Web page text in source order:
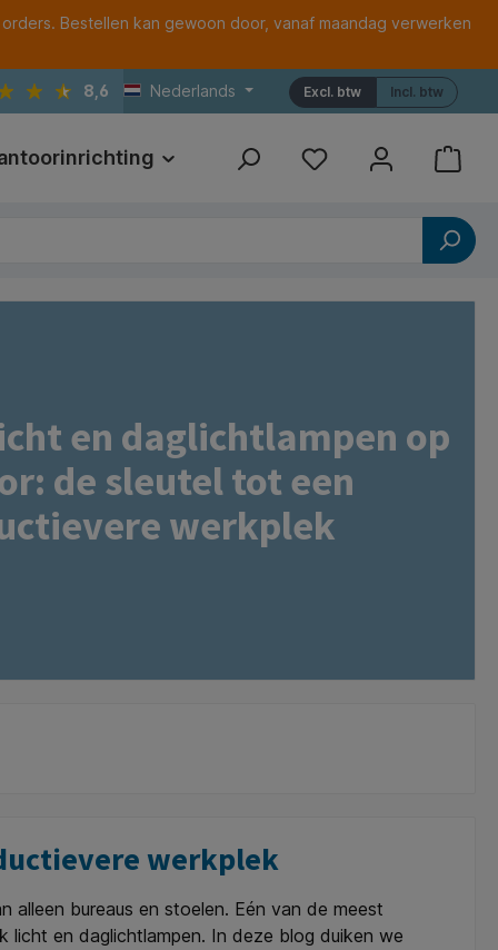
Bestellen kan gewoon door, vanaf maandag verwerken
8,6 Nederlands Incl. btw
Excl. btw
Print Referenties
en daglichtlampen op
de sleutel tot een
werkplek
werkplek
bureaus en stoelen. Eén van de meest
licht en daglichtlampen. In deze blog duiken we